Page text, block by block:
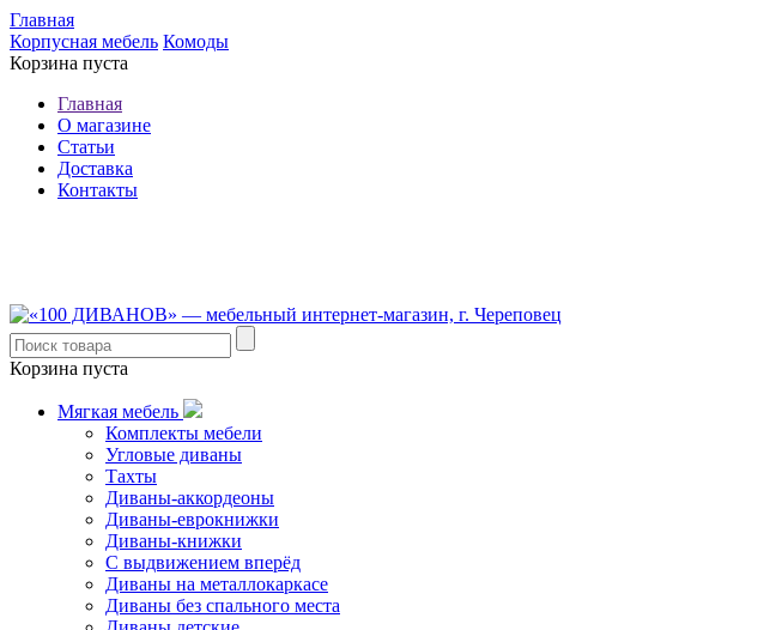
Главная
Корпусная мебель Комоды
Корзина пуста
Главная
О магазине
Статьи
Доставка
Контакты
Корзина пуста
Мягкая мебель
Комплекты мебели
Угловые диваны
Тахты
Диваны-аккордеоны
Диваны-еврокнижки
Диваны-книжки
С выдвижением вперёд
Диваны на металлокаркасе
Диваны без спального места